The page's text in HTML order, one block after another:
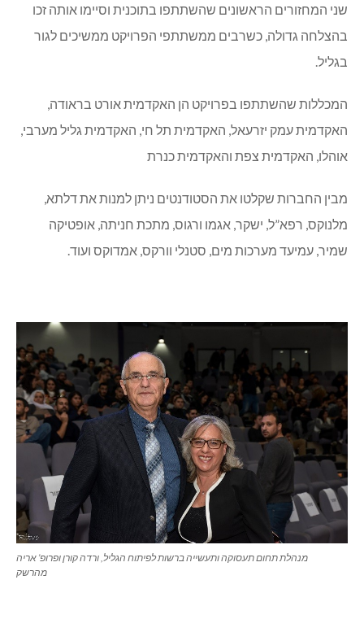
שני המחזורים הראשונים שהשתתפו בתוכנית וסיימו אותה זכו
בהצלחה גדולה, כשרבים ממשתתפי הפרויקט ממשיכים לגור
בגליל.
המכללות שהשתתפו בפרויקט הן האקדמית אורט בראודה,
האקדמית עמק יזרעאל, האקדמית תל חי, האקדמית גליל מערבי,
אוהלו, האקדמית צפת והאקדמית כנרת
מבין החברות שקלטו את הסטודנטים ניתן למנות את דלתא,
מלנוקס, רפא”ל, ישקר, אגמו ורגוס, מתכת חניתה, אופטיקה
שמיר, עמיעד מערכות מים, סטנלי וורקס, אמדוקס ועוד.
מנהלת תחום תעסוקה ותעשייה ברשות לפיתוח הגליל, ורדה קורן ופרופ’ אריה
מהרשק